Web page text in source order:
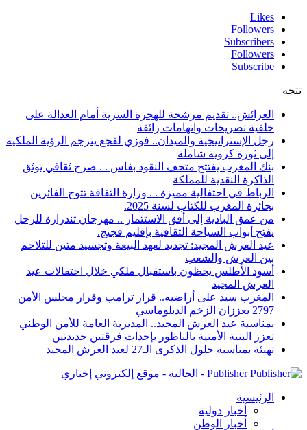
Likes
Followers
Subscribers
Followers
Subscribe
تتجه
العرائش.. تقديم مرشحة للهجرة السرية أمام العدالة على
خلفية تصريحات واتهامات زائفة
رجل الإستراتيجية والميدان.. فوزي لقجع يترجم الرؤية الملكية
إلى ثورة كروية شاملة
بنك المغرب يفتتح متحف النقود بفاس . . صرح ثقافي يوثق
الذاكرة النقدية للمملكة
الرباط في احتفالية مميزة . . وزارة الثقافة تتوج الفائزين
بجائزة المغرب للكتاب لسنة 2025.
من عمق البادية إلى أفق الاستثمار .. مهرجان تندرارة للرحل
يفتح أبواب السياحة الثقافية بإقليم فجيج.
عيد العرش المجيد: تجديد لعهد البيعة وتجسيد متين للتلاحم
بين العرش والشعب
أسود الأطلس يحظون باستقبال ملكي خلال احتفالات عيد
العرش المجيد
المغرب سيد على أراضيه.. قرار ترامب وقرار مجلس الأمن
2797 يعززان الزخم الدبلوماسي
بمناسبة عيد العرش المجيد.. المديرية العامة للأمن الوطني
تعزز البنية الأمنية بالناظور بإحداث فرقتين جديدتين
تهنئة بمناسبة حلول الذكرى الـ27 لعيد العرش المجيد
Publisher - الجالية - موقع إلكتروني إخباري
الرئيسية
أخبار دولية
أخبار الوطن